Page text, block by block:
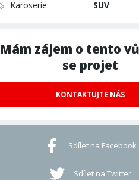
Karoserie:
SUV
Mám zájem o tento
se projet
KONTAKTUJTE NÁS
Sdílet na Facebook
Sdílet na Twitter